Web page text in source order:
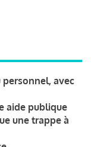
avec
aide publique
une trappe à